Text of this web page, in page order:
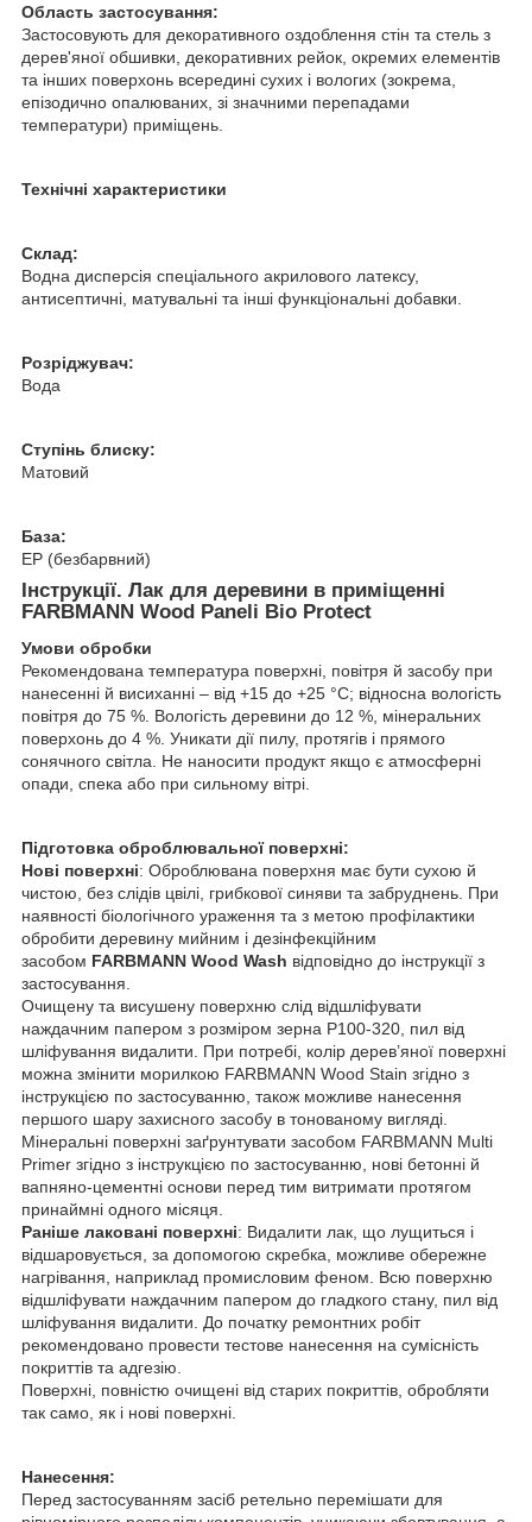
Область застосування:
Застосовують для декоративного оздоблення стін та стель з
дерев'яної обшивки, декоративних рейок, окремих елементів
та інших поверхонь всередині сухих і вологих (зокрема,
епізодично опалюваних, зі значними перепадами
температури) приміщень.
Технічні характеристики
Склад:
Водна дисперсія спеціального акрилового латексу,
антисептичні, матувальні та інші функціональні добавки.
Розріджувач:
Вода
Ступінь блиску:
Матовий
База:
EP (безбарвний)
Інструкції. Лак для деревини в приміщенні
FARBMANN Wood Paneli Bio Protect
Умови обробки
Рекомендована температура поверхні, повітря й засобу при
нанесенні й висиханні – від +15 до +25 °С; відносна вологість
повітря до 75 %. Вологість деревини до 12 %, мінеральних
поверхонь до 4 %. Уникати дії пилу, протягів і прямого
сонячного світла. Не наносити продукт якщо є атмосферні
опади, спека або при сильному вітрі.
Підготовка оброблювальної поверхні:
Нові поверхні: Оброблювана поверхня має бути сухою й
чистою, без слідів цвілі, грибкової синяви та забруднень. При
наявності біологічного ураження та з метою профілактики
обробити деревину мийним і дезінфекційним
засобом FARBMANN Wood Wash відповідно до інструкції з
застосування.
Очищену та висушену поверхню слід відшліфувати
наждачним папером з розміром зерна P100-320, пил від
шліфування видалити. При потребі, колір дерев’яної поверхні
можна змінити морилкою FARBMANN Wood Stain згідно з
інструкцією по застосуванню, також можливе нанесення
першого шару захисного засобу в тонованому вигляді.
Мінеральні поверхні заґрунтувати засобом FARBMANN Multi
Primer згідно з інструкцією по застосуванню, нові бетонні й
вапняно-цементні основи перед тим витримати протягом
принаймні одного місяця.
Раніше лаковані поверхні: Видалити лак, що лущиться і
відшаровується, за допомогою скребка, можливе обережне
нагрівання, наприклад промисловим феном. Всю поверхню
відшліфувати наждачним папером до гладкого стану, пил від
шліфування видалити. До початку ремонтних робіт
рекомендовано провести тестове нанесення на сумісність
покриттів та адгезію.
Поверхні, повністю очищені від старих покриттів, обробляти
так само, як і нові поверхні.
Нанесення:
Перед застосуванням засіб ретельно перемішати для